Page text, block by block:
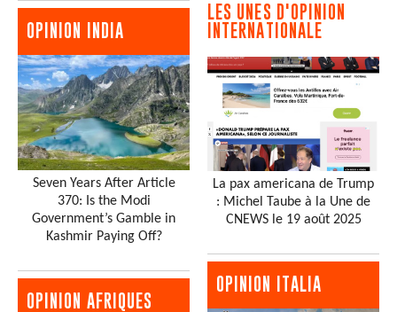
OPINION INDIA
Seven Years After Article
370: Is the Modi
Government’s Gamble in
Kashmir Paying Off?
OPINION AFRIQUES
LES UNES D'OPINION
INTERNATIONALE
La pax americana de Trump
: Michel Taube à la Une de
CNEWS le 19 août 2025
OPINION ITALIA